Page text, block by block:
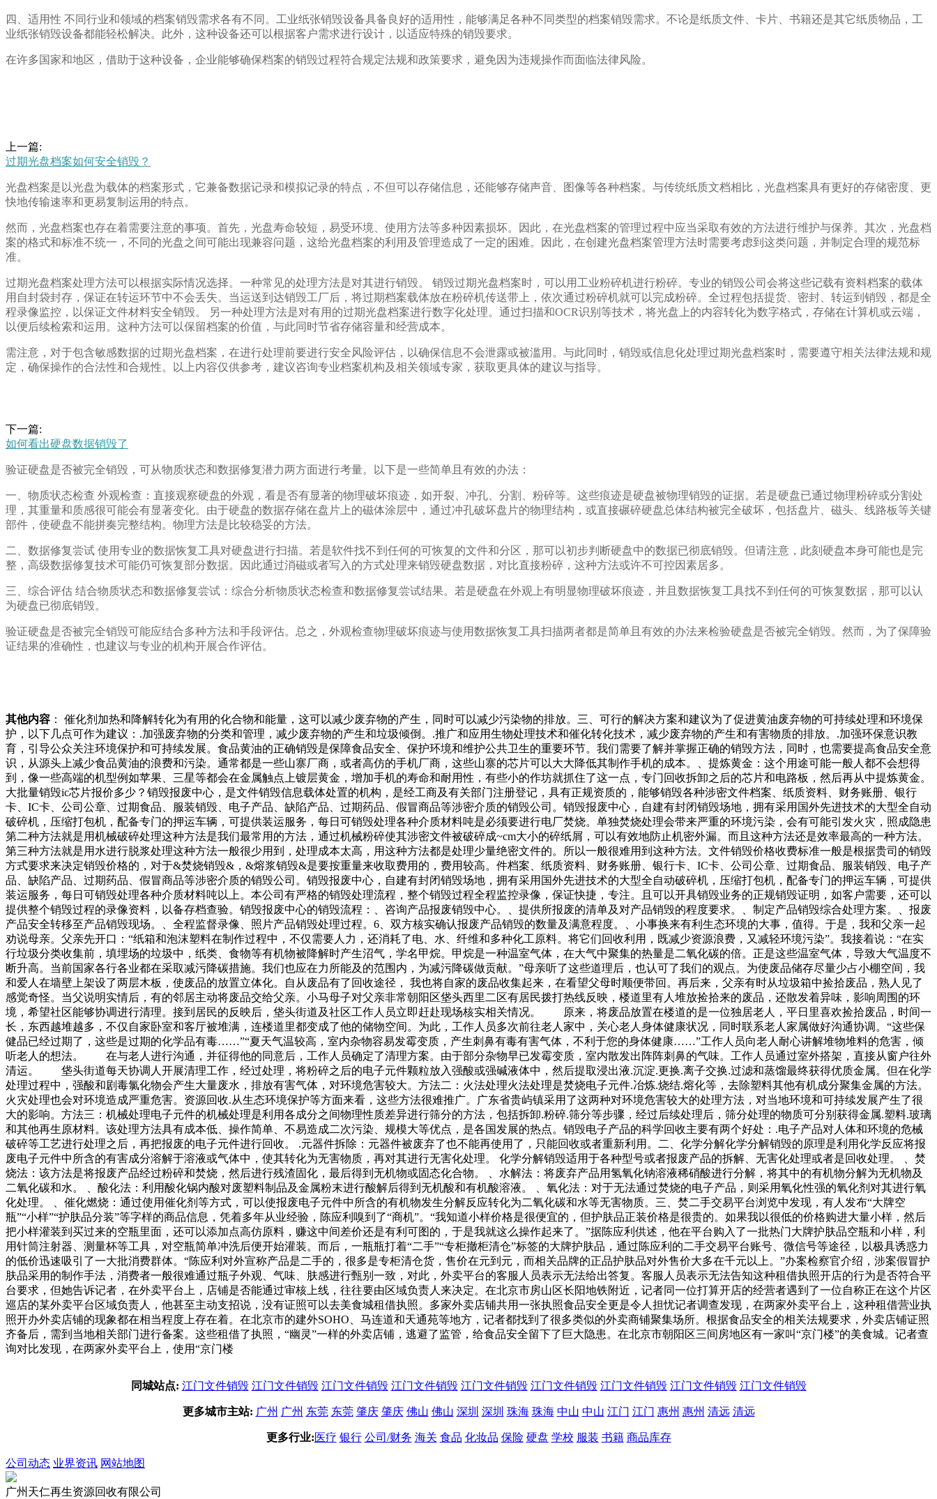
四、适用性 不同行业和领域的档案销毁需求各有不同。工业纸张销毁设备具备良好的适用性，能够满足各种不同类型的档案销毁需求。不论是纸质文件、卡片、书籍还是其它纸质物品，工
业纸张销毁设备都能轻松解决。此外，这种设备还可以根据客户需求进行设计，以适应特殊的销毁要求。
在许多国家和地区，借助于这种设备，企业能够确保档案的销毁过程符合规定法规和政策要求，避免因为违规操作而面临法律风险。
上一篇:
过期光盘档案如何安全销毁？
光盘档案是以光盘为载体的档案形式，它兼备数据记录和模拟记录的特点，不但可以存储信息，还能够存储声音、图像等各种档案。与传统纸质文档相比，光盘档案具有更好的存储密度、更
快地传输速率和更易复制运用的特点。
然而，光盘档案也存在着需要注意的事项。首先，光盘寿命较短，易受环境、使用方法等多种因素损坏。因此，在光盘档案的管理过程中应当采取有效的方法进行维护与保养。其次，光盘档
案的格式和标准不统一，不同的光盘之间可能出现兼容问题，这给光盘档案的利用及管理造成了一定的困难。因此，在创建光盘档案管理方法时需要考虑到这类问题，并制定合理的规范标
准。
过期光盘档案处理方法可以根据实际情况选择。一种常见的处理方法是对其进行销毁。 销毁过期光盘档案时，可以用工业粉碎机进行粉碎。专业的销毁公司会将这些记载有资料档案的载体
用自封袋封存，保证在转运环节中不会丢失。当运送到达销毁工厂后，将过期档案载体放在粉碎机传送带上，依次通过粉碎机就可以完成粉碎。全过程包括提货、密封、转运到销毁，都是全
程录像监控，以保证文件材料安全销毁。 另一种处理方法是对有用的过期光盘档案进行数字化处理。通过扫描和OCR识别等技术，将光盘上的内容转化为数字格式，存储在计算机或云端，
以便后续检索和运用。这种方法可以保留档案的价值，与此同时节省存储容量和经营成本。
需注意，对于包含敏感数据的过期光盘档案，在进行处理前要进行安全风险评估，以确保信息不会泄露或被滥用。与此同时，销毁或信息化处理过期光盘档案时，需要遵守相关法律法规和规
定，确保操作的合法性和合规性。以上内容仅供参考，建议咨询专业档案机构及相关领域专家，获取更具体的建议与指导。
下一篇:
如何看出硬盘数据销毁了
验证硬盘是否被完全销毁，可从物质状态和数据修复潜力两方面进行考量。以下是一些简单且有效的办法：
一、物质状态检查 外观检查：直接观察硬盘的外观，看是否有显著的物理破坏痕迹，如开裂、冲孔、分割、粉碎等。这些痕迹是硬盘被物理销毁的证据。若是硬盘已通过物理粉碎或分割处
理，其重量和质感很可能会有显著变化。由于硬盘的数据存储在盘片上的磁体涂层中，通过冲孔破坏盘片的物理结构，或直接碾碎硬盘总体结构被完全破坏，包括盘片、磁头、线路板等关键
部件，使硬盘不能拼奏完整结构。物理方法是比较稳妥的方法。
二、数据修复尝试 使用专业的数据恢复工具对硬盘进行扫描。若是软件找不到任何的可恢复的文件和分区，那可以初步判断硬盘中的数据已彻底销毁。但请注意，此刻硬盘本身可能也是完
整，高级数据修复技术可能仍可恢复部分数据。因此通过消磁或者写入的方式处理来销毁硬盘数据，对比直接粉碎，这种方法或许不可控因素居多。
三、综合评估 结合物质状态和数据修复尝试：综合分析物质状态检查和数据修复尝试结果。若是硬盘在外观上有明显物理破坏痕迹，并且数据恢复工具找不到任何的可恢复数据，那可以认
为硬盘已彻底销毁。
验证硬盘是否被完全销毁可能应结合多种方法和手段评估。总之，外观检查物理破坏痕迹与使用数据恢复工具扫描两者都是简单且有效的办法来检验硬盘是否被完全销毁。然而，为了保障验
证结果的准确性，也建议与专业的机构开展合作评估。
其他内容 ： 催化剂加热和降解转化为有用的化合物和能量，这可以减少废弃物的产生，同时可以减少污染物的排放。三、可行的解决方案和建议为了促进黄油废弃物的可持续处理和环境保
护，以下几点可作为建议：.加强废弃物的分类和管理，减少废弃物的产生和垃圾倾倒。.推广和应用生物处理技术和催化转化技术，减少废弃物的产生和有害物质的排放。.加强环保意识教
育，引导公众关注环境保护和可持续发展。食品黄油的正确销毁是保障食品安全、保护环境和维护公共卫生的重要环节。我们需要了解并掌握正确的销毁方法，同时，也需要提高食品安全意
识，从源头上减少食品黄油的浪费和污染。通常都是一些山寨厂商，或者高仿的手机厂商，这些山寨的芯片可以大大降低其制作手机的成本。、提炼黄金：这个用途可能一般人都不会想得
到，像一些高端的机型例如苹果、三星等都会在金属触点上镀层黄金，增加手机的寿命和耐用性，有些小的作坊就抓住了这一点，专门回收拆卸之后的芯片和电路板，然后再从中提炼黄金。
大批量销毁ic芯片报价多少？销毁报废中心，是文件销毁信息载体处置的机构，是经工商及有关部门注册登记，具有正规资质的，能够销毁各种涉密文件档案、纸质资料、财务账册、银行
卡、IC卡、公司公章、过期食品、服装销毁、电子产品、缺陷产品、过期药品、假冒商品等涉密介质的销毁公司。销毁报废中心，自建有封闭销毁场地，拥有采用国外先进技术的大型全自动
破碎机，压缩打包机，配备专门的押运车辆，可提供装运服务，每日可销毁处理各种介质材料吨是必须要进行电厂焚烧。单独焚烧处理会带来严重的环境污染，会有可能引发火灾，照成隐患
第二种方法就是用机械破碎处理这种方法是我们最常用的方法，通过机械粉碎使其涉密文件被破碎成~cm大小的碎纸屑，可以有效地防止机密外漏。而且这种方法还是效率最高的一种方法。
第三种方法就是用水进行脱浆处理这种方法一般很少用到，处理成本太高，用这种方法都是处理少量绝密文件的。所以一般很难用到这种方法。文件销毁价格收费标准一般是根据贵司的销毁
方式要求来决定销毁价格的，对于&焚烧销毁&，&熔浆销毁&是要按重量来收取费用的，费用较高。件档案、纸质资料、财务账册、银行卡、IC卡、公司公章、过期食品、服装销毁、电子产
品、缺陷产品、过期药品、假冒商品等涉密介质的销毁公司。销毁报废中心，自建有封闭销毁场地，拥有采用国外先进技术的大型全自动破碎机，压缩打包机，配备专门的押运车辆，可提供
装运服务，每日可销毁处理各种介质材料吨以上。本公司有严格的销毁处理流程，整个销毁过程全程监控录像，保证快捷，专注。且可以开具销毁业务的正规销毁证明，如客户需要，还可以
提供整个销毁过程的录像资料，以备存档查验。销毁报废中心的销毁流程：、咨询产品报废销毁中心。、提供所报废的清单及对产品销毁的程度要求。、制定产品销毁综合处理方案。、报废
产品安全转移至产品销毁现场。、全程监督录像、照片产品销毁处理过程。6、双方核实确认报废产品销毁的数量及满意程度。、小事换来有利生态环境的大事，值得。于是，我和父亲一起
劝说母亲。父亲先开口：“纸箱和泡沫塑料在制作过程中，不仅需要人力，还消耗了电、水、纤维和多种化工原料。将它们回收利用，既减少资源浪费，又减轻环境污染”。我接着说：“在实
行垃圾分类收集前，填埋场的垃圾中，纸类、食物等有机物被降解时产生沼气，学名甲烷。甲烷是一种温室气体，在大气中聚集的热量是二氧化碳的倍。正是这些温室气体，导致大气温度不
断升高。当前国家各行各业都在采取减污降碳措施。我们也应在力所能及的范围内，为减污降碳做贡献。”母亲听了这些道理后，也认可了我们的观点。为使废品储存尽量少占小棚空间，我
和爱人在墙壁上架设了两层木板，使废品的放置立体化。自从废品有了回收途径， 我也将自家的废品收集起来，在看望父母时顺便带回。再后来，父亲有时从垃圾箱中捡拾废品，熟人见了
感觉奇怪。当父说明实情后，有的邻居主动将废品交给父亲。小马母子对父亲非常朝阳区垡头西里二区有居民拨打热线反映，楼道里有人堆放捡拾来的废品，还散发着异味，影响周围的环
境，希望社区能够协调进行清理。接到居民的反映后，垡头街道及社区工作人员立即赶赴现场核实相关情况。 原来，将废品放置在楼道的是一位独居老人，平日里喜欢捡拾废品，时间一
长，东西越堆越多，不仅自家卧室和客厅被堆满，连楼道里都变成了他的储物空间。为此，工作人员多次前往老人家中，关心老人身体健康状况，同时联系老人家属做好沟通协调。“这些保
健品已经过期了，这些是过期的化学品有毒……”“夏天气温较高，室内杂物容易发霉变质，产生刺鼻有毒有害气体，不利于您的身体健康……”工作人员向老人耐心讲解堆物堆料的危害，倾
听老人的想法。 在与老人进行沟通，并征得他的同意后，工作人员确定了清理方案。由于部分杂物早已发霉变质，室内散发出阵阵刺鼻的气味。工作人员通过室外搭架，直接从窗户往外
清运。 垡头街道每天协调人开展清理工作，经过处理，将粉碎之后的电子元件颗粒放入强酸或强碱液体中，然后提取浸出液.沉淀.更换.离子交换.过滤和蒸馏最终获得优质金属。但在化学
处理过程中，强酸和剧毒氯化物会产生大量废水，排放有害气体，对环境危害较大。方法二：火法处理火法处理是焚烧电子元件.冶炼.烧结.熔化等，去除塑料其他有机成分聚集金属的方法。
火灾处理也会对环境造成严重危害。资源回收.从生态环境保护等方面来看，这些方法很难推广。广东省贵屿镇采用了这两种对环境危害较大的处理方法，对当地环境和可持续发展产生了很
大的影响。方法三：机械处理电子元件的机械处理是利用各成分之间物理性质差异进行筛分的方法，包括拆卸.粉碎.筛分等步骤，经过后续处理后，筛分处理的物质可分别获得金属.塑料.玻璃
和其他再生原材料。该处理方法具有成本低、操作简单、不易造成二次污染、规模大等优点，是各国发展的热点。销毁电子产品的科学回收主要有两个好处：.电子产品对人体和环境的危械
破碎等工艺进行处理之后，再把报废的电子元件进行回收。 .元器件拆除：元器件被废弃了也不能再使用了，只能回收或者重新利用。二、化学分解化学分解销毁的原理是利用化学反应将报
废电子元件中所含的有害成分溶解于溶液或气体中，使其转化为无害物质，再对其进行无害化处理。 化学分解销毁适用于各种型号或者报废产品的拆解、无害化处理或者是回收处理。 、焚
烧法：该方法是将报废产品经过粉碎和焚烧，然后进行残渣固化，最后得到无机物或固态化合物。 、水解法：将废弃产品用氢氧化钠溶液稀硝酸进行分解，将其中的有机物分解为无机物及
二氧化碳和水。 、酸化法：利用酸化锅内酸对废塑料制品及金属粉末进行酸解后得到无机酸和有机酸溶液。 、氧化法：对于无法通过焚烧的电子产品，则采用氧化性强的氧化剂对其进行氧
化处理。 、催化燃烧：通过使用催化剂等方式，可以使报废电子元件中所含的有机物发生分解反应转化为二氧化碳和水等无害物质。三、焚二手交易平台浏览中发现，有人发布“大牌空
瓶”“小样”“护肤品分装”等字样的商品信息，凭着多年从业经验，陈应利嗅到了“商机”。“我知道小样价格是很便宜的，但护肤品正装价格是很贵的。如果我以很低的价格购进大量小样，然后
把小样灌装到买过来的空瓶里面，还可以添加点高仿原料，赚这中间差价还是有利可图的，于是我就这么操作起来了。”据陈应利供述，他在平台购入了一批热门大牌护肤品空瓶和小样，利
用针筒注射器、测量杯等工具，对空瓶简单冲洗后便开始灌装。而后，一瓶瓶打着“二手”“专柜撤柜清仓”标签的大牌护肤品，通过陈应利的二手交易平台账号、微信号等途径，以极具诱惑力
的低价迅速吸引了一大批消费群体。“陈应利对外宣称产品是二手的，很多是专柜清仓货，售价在元到元，而相关品牌的正品护肤品对外售价大多在千元以上。”办案检察官介绍，涉案假冒护
肤品采用的制作手法，消费者一般很难通过瓶子外观、气味、肤感进行甄别一致，对此，外卖平台的客服人员表示无法给出答复。客服人员表示无法告知这种租借执照开店的行为是否符合平
台要求，但她告诉记者，在外卖平台上，店铺是否能通过审核上线，往往要由区域负责人来决定。在北京市房山区长阳地铁附近，记者同一位打算开店的经营者遇到了一位自称正在这个片区
巡店的某外卖平台区域负责人，他甚至主动支招说，没有证照可以去美食城租借执照。多家外卖店铺共用一张执照食品安全更是令人担忧记者调查发现，在两家外卖平台上，这种租借营业执
照开办外卖店铺的现象都在相当程度上存在着。在北京市的建外SOHO、马连道和天通苑等地方，记者都找到了很多类似的外卖商铺聚集场所。根据食品安全的相关法规要求，外卖店铺证照
齐备后，需到当地相关部门进行备案。这些租借了执照，“幽灵”一样的外卖店铺，逃避了监管，给食品安全留下了巨大隐患。在北京市朝阳区三间房地区有一家叫“京门楼”的美食城。记者查
询对比发现，在两家外卖平台上，使用“京门楼
同城站点: 江门文件销毁 江门文件销毁 江门文件销毁 江门文件销毁 江门文件销毁 江门文件销毁 江门文件销毁 江门文件销毁 江门文件销毁
更多城市主站: 广州 广州 东莞 东莞 肇庆 肇庆 佛山 佛山 深圳 深圳 珠海 珠海 中山 中山 江门 江门 惠州 惠州 清远 清远
更多行业:医疗 银行 公司/财务 海关 食品 化妆品 保险 硬盘 学校 服装 书籍 商品库存
公司动态 业界资讯 网站地图
广州天仁再生资源回收有限公司